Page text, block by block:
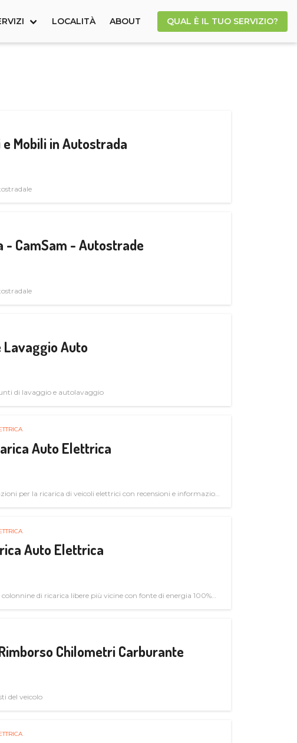
LOCALITÀ ABOUT QUAL È IL TUO SERVIZIO?
Mobili in Autostrada
- CamSam - Autostrade
Auto
di lavaggio e autolavaggio
Auto Elettrica
per la ricarica di veicoli elettrici con recensioni e informazioni
Auto Elettrica
di ricarica libere più vicine con fonte di energia 100%
Chilometri Carburante
del veicolo